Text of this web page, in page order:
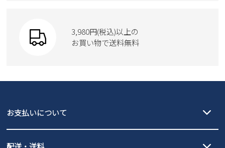
moz
Parade
GAP
new balance
瞬足
3,980円(税込)以上の
お買い物で送料無料
お支払いについて